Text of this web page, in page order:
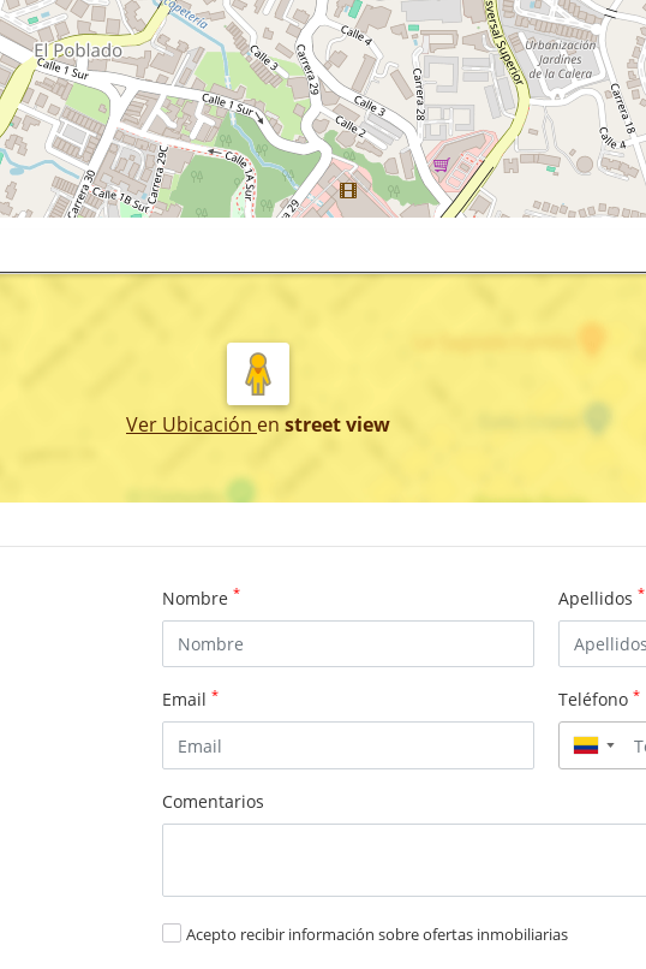
Ver Ubicación en street view
Nombre * Apellidos *
Email * Teléfono *
▼
Comentarios
Acepto recibir información sobre ofertas inmobiliarias